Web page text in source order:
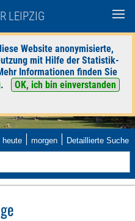
LEIPZIG
Website anonymisierte,
mit Hilfe der Statistik-
Informationen finden Sie
.
OK, ich bin einverstanden
heute | morgen | Detaillierte Suche